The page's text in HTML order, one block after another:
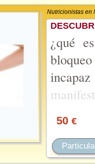
Nutricionistas en
¿qué
50 €